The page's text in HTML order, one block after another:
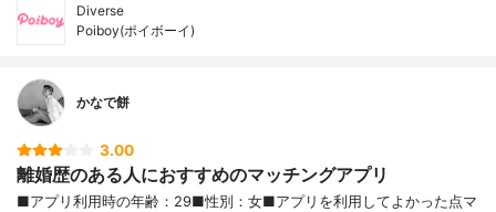
Diverse
Poiboy(ポイボーイ)
かなで餅
3.00
離婚歴のある人におすすめのマッチングアプリ
■アプリ利用時の年齢：29■性別：女■アプリを利用してよかった点マ